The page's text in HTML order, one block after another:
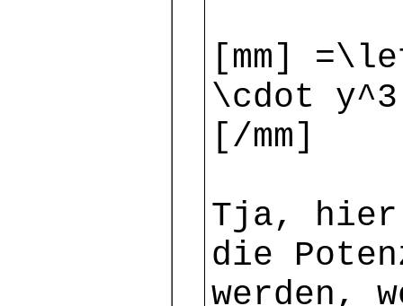
[mm]
\cdot
[/mm]
Tja, hier
die
werden,